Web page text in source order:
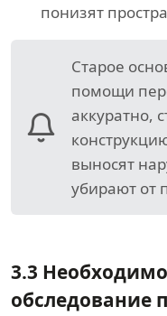
понизят
Старое
помощи
аккуратно,
выносят
убирают от
3.3
обследование